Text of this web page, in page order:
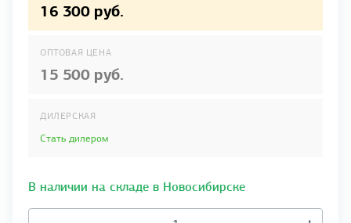
16 300 руб.
ОПТОВАЯ ЦЕНА
15 500 руб.
ДИЛЕРСКАЯ
Стать дилером
В наличии на складе в Новосибирске